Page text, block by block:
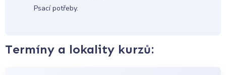
Psací potřeby.
Termíny a lokality kurzů: